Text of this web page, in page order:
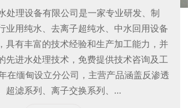
处理设备有限公司是一家专业研发、制
业用纯水、去离子超纯水、中水回用设备
具有丰富的技术经验和生产加工能力，并
先进水处理技术，免费提供技术咨询及工
在缅甸设立分公司，主营产品涵盖反渗透
超滤系列、离子交换系列、...